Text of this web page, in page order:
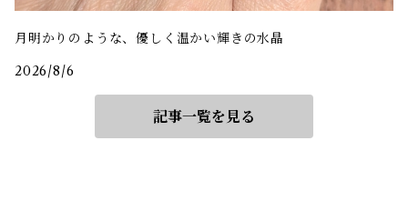
月明かりのような、優しく温かい輝きの水晶
2026/8/6
記事一覧を見る